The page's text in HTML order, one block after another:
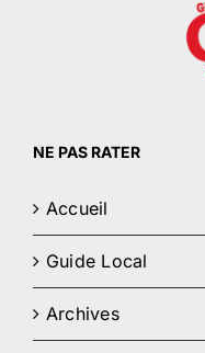
NE PAS RATER
Accueil
Guide Local
Archives